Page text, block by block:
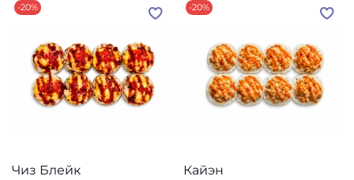
-20%
Чиз Блейк
-20%
Кайэн